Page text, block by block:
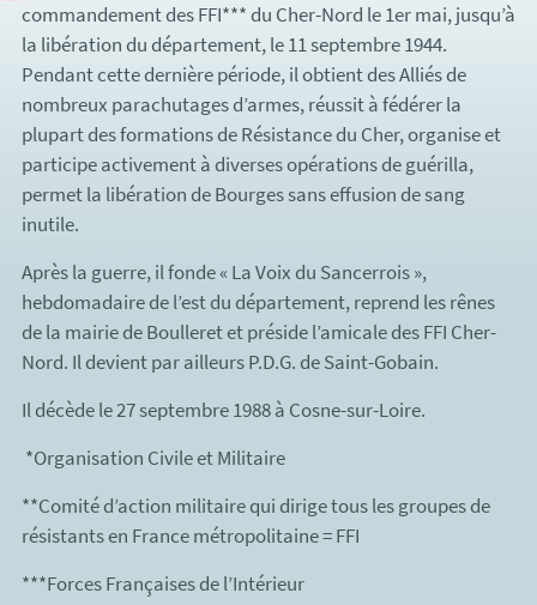
commandement des FFI*** du Cher-Nord le 1er mai, jusqu’à
la libération du département, le 11 septembre 1944.
Pendant cette dernière période, il obtient des Alliés de
nombreux parachutages d’armes, réussit à fédérer la
plupart des formations de Résistance du Cher, organise et
participe activement à diverses opérations de guérilla,
permet la libération de Bourges sans effusion de sang
inutile.
Après la guerre, il fonde « La Voix du Sancerrois »,
hebdomadaire de l’est du département, reprend les rênes
de la mairie de Boulleret et préside l’amicale des FFI Cher-
Nord. Il devient par ailleurs P.D.G. de Saint-Gobain.
Il décède le 27 septembre 1988 à Cosne-sur-Loire.
*Organisation Civile et Militaire
**Comité d’action militaire qui dirige tous les groupes de
résistants en France métropolitaine = FFI
***Forces Françaises de l’Intérieur